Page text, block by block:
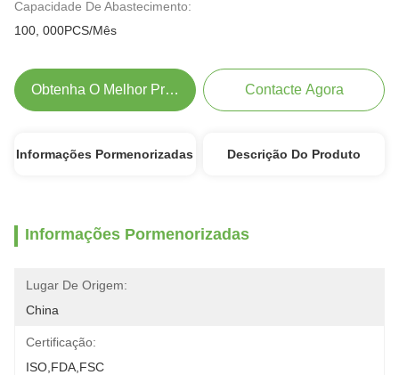
Capacidade De Abastecimento:
100, 000PCS/Mês
Obtenha O Melhor Preço Contacte Agora
Informações Pormenorizadas Descrição Do Produto
Informações Pormenorizadas
Lugar De Origem:
China
Certificação:
ISO,FDA,FSC